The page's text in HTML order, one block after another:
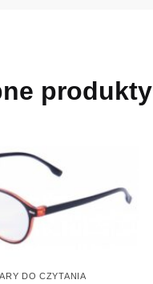
produkty
DO CZYTANIA